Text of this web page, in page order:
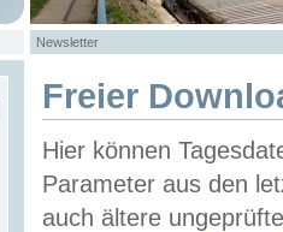
Newsletter
Freier
Hier können
Parameter aus den
auch ältere